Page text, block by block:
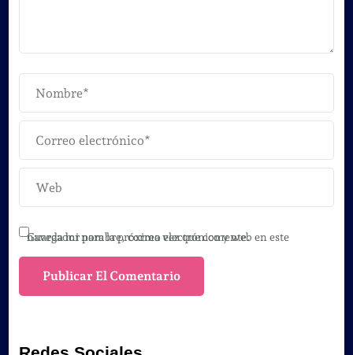
Guarda mi nombre, correo electrónico y web en este navegador para la próxima vez que comente.